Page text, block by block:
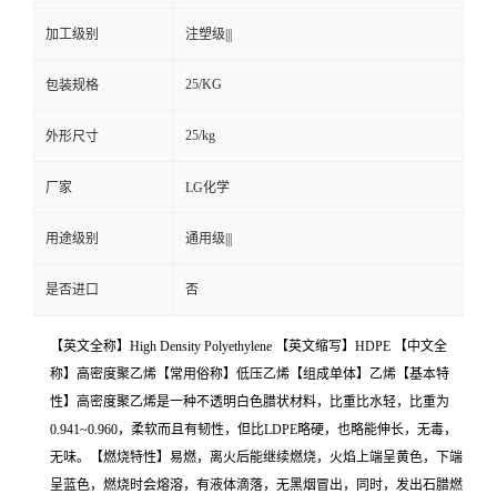
加工级别 注塑级|||
包装规格 25/KG
外形尺寸 25/kg
厂家 LG化学
用途级别 通用级|||
是否进口 否
【英文全称】High Density Polyethylene 【英文缩写】HDPE 【中文全
称】高密度聚乙烯【常用俗称】低压乙烯【组成单体】乙烯【基本特
性】高密度聚乙烯是一种不透明白色腊状材料，比重比水轻，比重为
0.941~0.960，柔软而且有韧性，但比LDPE略硬，也略能伸长，无毒，
无味。【燃烧特性】易燃，离火后能继续燃烧，火焰上端呈黄色，下端
呈蓝色，燃烧时会熔溶，有液体滴落，无黑烟冒出，同时，发出石腊燃